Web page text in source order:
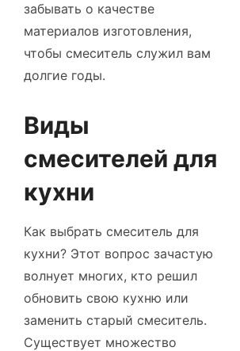
забывать о качестве
материалов изготовления,
чтобы смеситель служил вам
долгие годы.
Виды
смесителей для
кухни
Как выбрать смеситель для
кухни? Этот вопрос зачастую
волнует многих, кто решил
обновить свою кухню или
заменить старый смеситель.
Существует множество